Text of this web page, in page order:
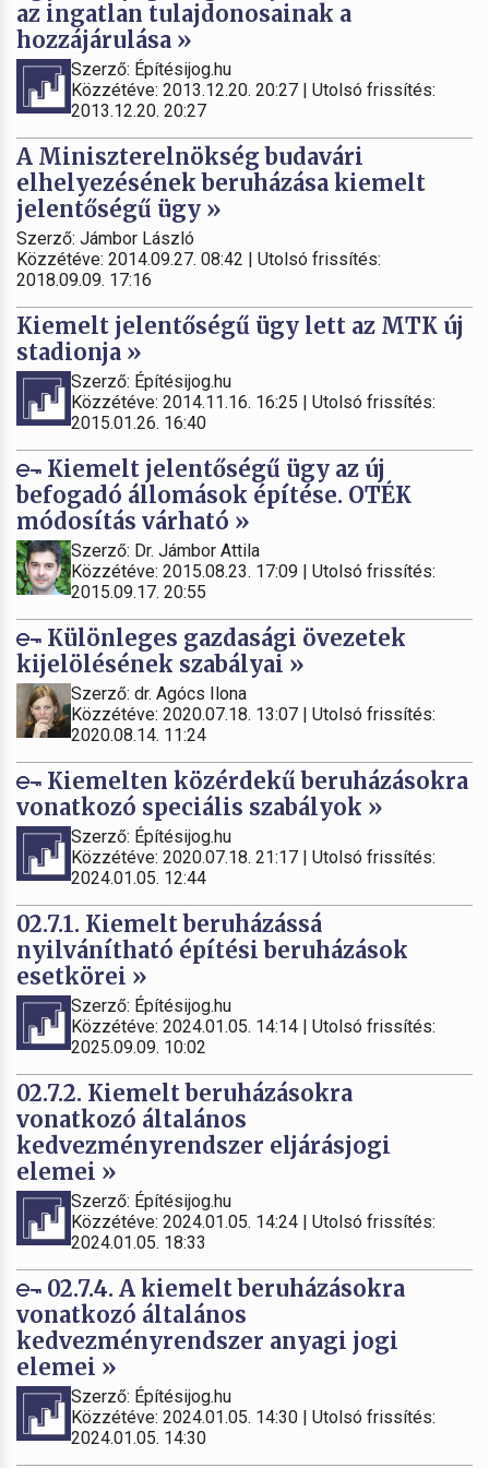
az ingatlan tulajdonosainak a
hozzájárulása »
Szerző: Építésijog.hu
Közzétéve: 2013.12.20. 20:27 | Utolsó frissítés:
2013.12.20. 20:27
A Miniszterelnökség budavári
elhelyezésének beruházása kiemelt
jelentőségű ügy »
Szerző: Jámbor László
Közzétéve: 2014.09.27. 08:42 | Utolsó frissítés:
2018.09.09. 17:16
Kiemelt jelentőségű ügy lett az MTK új
stadionja »
Szerző: Építésijog.hu
Közzétéve: 2014.11.16. 16:25 | Utolsó frissítés:
2015.01.26. 16:40
Kiemelt jelentőségű ügy az új
befogadó állomások építése. OTÉK
módosítás várható »
Szerző: Dr. Jámbor Attila
Közzétéve: 2015.08.23. 17:09 | Utolsó frissítés:
2015.09.17. 20:55
Különleges gazdasági övezetek
kijelölésének szabályai »
Szerző: dr. Agócs Ilona
Közzétéve: 2020.07.18. 13:07 | Utolsó frissítés:
2020.08.14. 11:24
Kiemelten közérdekű beruházásokra
vonatkozó speciális szabályok »
Szerző: Építésijog.hu
Közzétéve: 2020.07.18. 21:17 | Utolsó frissítés:
2024.01.05. 12:44
02.7.1. Kiemelt beruházássá
nyilvánítható építési beruházások
esetkörei »
Szerző: Építésijog.hu
Közzétéve: 2024.01.05. 14:14 | Utolsó frissítés:
2025.09.09. 10:02
02.7.2. Kiemelt beruházásokra
vonatkozó általános
kedvezményrendszer eljárásjogi
elemei »
Szerző: Építésijog.hu
Közzétéve: 2024.01.05. 14:24 | Utolsó frissítés:
2024.01.05. 18:33
02.7.4. A kiemelt beruházásokra
vonatkozó általános
kedvezményrendszer anyagi jogi
elemei »
Szerző: Építésijog.hu
Közzétéve: 2024.01.05. 14:30 | Utolsó frissítés:
2024.01.05. 14:30